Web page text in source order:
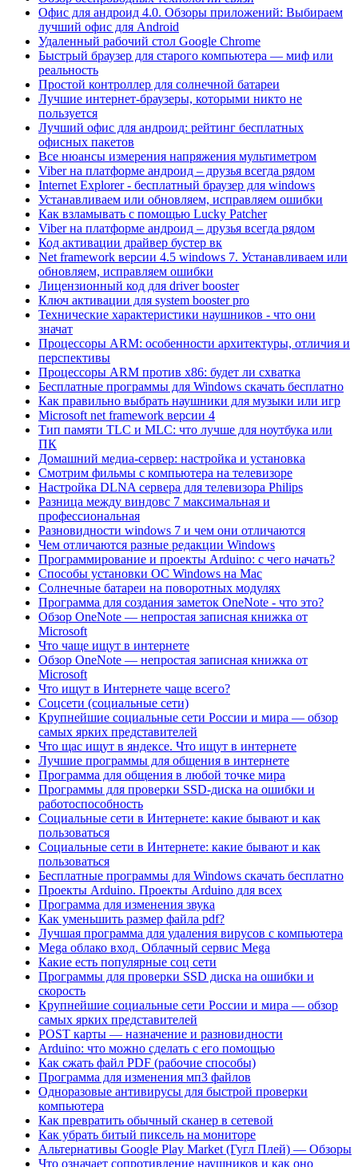
Офис для андроид 4.0. Обзоры приложений: Выбираем
лучший офис для Android
Удаленный рабочий стол Google Chrome
Быстрый браузер для старого компьютера — миф или
реальность
Простой контроллер для солнечной батареи
Лучшие интернет-браузеры, которыми никто не
пользуется
Лучший офис для андроид: рейтинг бесплатных
офисных пакетов
Все нюансы измерения напряжения мультиметром
Viber на платформе андроид – друзья всегда рядом
Internet Explorer - бесплатный браузер для windows
Устанавливаем или обновляем, исправляем ошибки
Как взламывать с помощью Lucky Patcher
Viber на платформе андроид – друзья всегда рядом
Код активации драйвер бустер вк
Net framework версии 4.5 windows 7. Устанавливаем или
обновляем, исправляем ошибки
Лицензионный код для driver booster
Ключ активации для system booster pro
Технические характеристики наушников - что они
значат
Процессоры ARM: особенности архитектуры, отличия и
перспективы
Процессоры ARM против x86: будет ли схватка
Бесплатные программы для Windows скачать бесплатно
Как правильно выбрать наушники для музыки или игр
Microsoft net framework версии 4
Тип памяти TLC и MLC: что лучше для ноутбука или
ПК
Домашний медиа-сервер: настройка и установка
Смотрим фильмы с компьютера на телевизоре
Настройка DLNA сервера для телевизора Philips
Разница между виндовс 7 максимальная и
профессиональная
Разновидности windows 7 и чем они отличаются
Чем отличаются разные редакции Windows
Программирование и проекты Arduino: с чего начать?
Способы установки ОС Windows на Mac
Солнечные батареи на поворотных модулях
Программа для создания заметок OneNote - что это?
Обзор OneNote — непростая записная книжка от
Microsoft
Что чаще ищут в интернете
Обзор OneNote — непростая записная книжка от
Microsoft
Что ищут в Интернете чаще всего?
Соцсети (социальные сети)
Крупнейшие социальные сети России и мира — обзор
самых ярких представителей
Что щас ищут в яндексе. Что ищут в интернете
Лучшие программы для общения в интернете
Программа для общения в любой точке мира
Программы для проверки SSD-диска на ошибки и
работоспособность
Социальные сети в Интернете: какие бывают и как
пользоваться
Социальные сети в Интернете: какие бывают и как
пользоваться
Бесплатные программы для Windows скачать бесплатно
Проекты Arduino. Проекты Arduino для всех
Программа для изменения звука
Как уменьшить размер файла pdf?
Лучшая программа для удаления вирусов с компьютера
Mega облако вход. Облачный сервис Mega
Какие есть популярные соц сети
Программы для проверки SSD диска на ошибки и
скорость
Крупнейшие социальные сети России и мира — обзор
самых ярких представителей
POST карты — назначение и разновидности
Arduino: что можно сделать с его помощью
Как сжать файл PDF (рабочие способы)
Программа для изменения мп3 файлов
Одноразовые антивирусы для быстрой проверки
компьютера
Как превратить обычный сканер в сетевой
Как убрать битый пиксель на мониторе
Альтернативы Google Play Market (Гугл Плей) — Обзоры
Что означает сопротивление наушников и как оно